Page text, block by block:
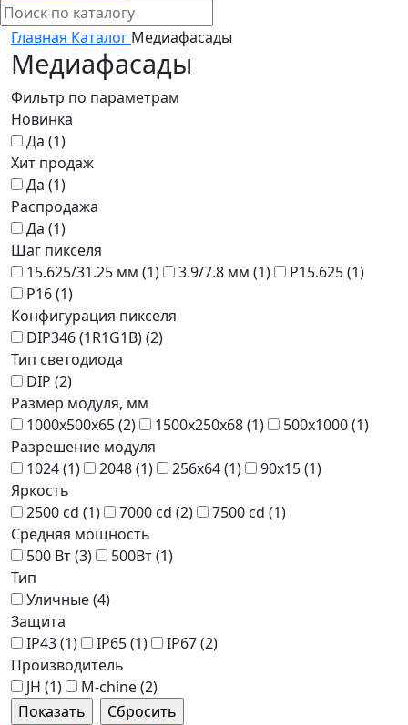
Главная Каталог Медиафасады
Медиафасады
Фильтр по параметрам
Новинка
Да (1)
Хит продаж
Да (1)
Распродажа
Да (1)
Шаг пикселя
15.625/31.25 мм (1) 3.9/7.8 мм (1) P15.625 (1)
P16 (1)
Конфигурация пикселя
DIP346 (1R1G1B) (2)
Тип светодиода
DIP (2)
Размер модуля, мм
1000x500x65 (2) 1500x250x68 (1) 500x1000 (1)
Разрешение модуля
1024 (1) 2048 (1) 256x64 (1) 90x15 (1)
Яркость
2500 cd (1) 7000 cd (2) 7500 cd (1)
Средняя мощность
500 Вт (3) 500Вт (1)
Тип
Уличные (4)
Защита
IP43 (1) IP65 (1) IP67 (2)
Производитель
JH (1) M-chine (2)